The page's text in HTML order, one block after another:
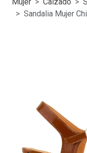
Sandalia Mujer